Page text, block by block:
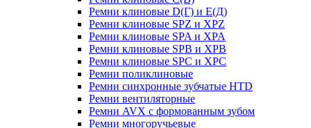
Ремни клиновые D(Г) и Е(Д)
Ремни клиновые SPZ и XPZ
Ремни клиновые SPA и XPA
Ремни клиновые SPB и XPB
Ремни клиновые SPC и XPC
Ремни поликлиновые
Ремни синхронные зубчатые HTD
Ремни вентиляторные
Ремни AVX с формованным зубом
Ремни многоручьевые